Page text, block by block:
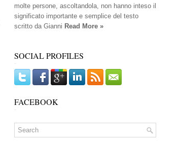
molte persone, ascoltandola, non hanno inteso il
significato importante e semplice del testo
scritto da Gianni Read More »
SOCIAL PROFILES
FACEBOOK